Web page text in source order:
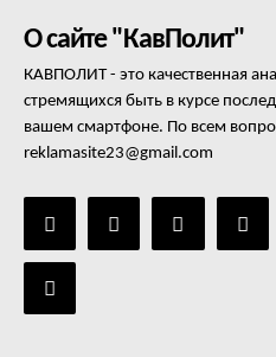
О сайте "КавПолит"
КАВПОЛИТ - это качественная
стремящихся быть в курсе
вашем смартфоне. По всем
reklamasite23@gmail.com